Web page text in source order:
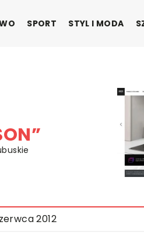
SPORT STYL I MODA
2012